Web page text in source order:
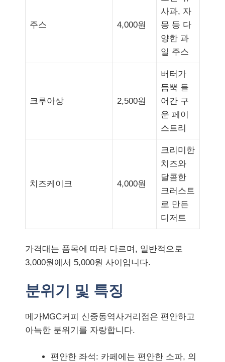
주스 4,000원
사과, 자
몽 등 다
양한 과
일 주스
크루아상 2,500원
버터가
듬뿍 들
어간 구
운 페이
스트리
치즈케이크 4,000원
크리미한
치즈와
달콤한
크러스트
로 만든
디저트
가격대는 품목에 따라 다르며, 일반적으로
3,000원에서 5,000원 사이입니다.
분위기 및 특징
메가MGC커피 신중동역사거리점은 편안하고
아늑한 분위기를 자랑합니다.
편안한 좌석: 카페에는 편안한 소파, 의